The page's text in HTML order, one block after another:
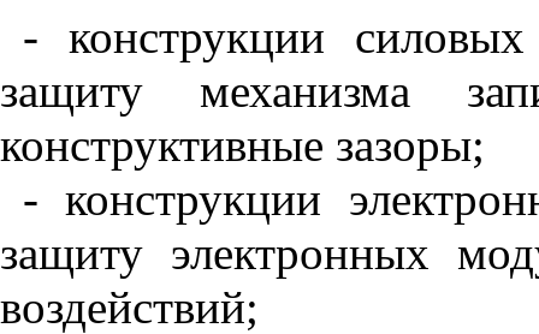
- конструкции
защиту механизма
конструктивные зазоры;
- конструкции
защиту электронных
воздействий;